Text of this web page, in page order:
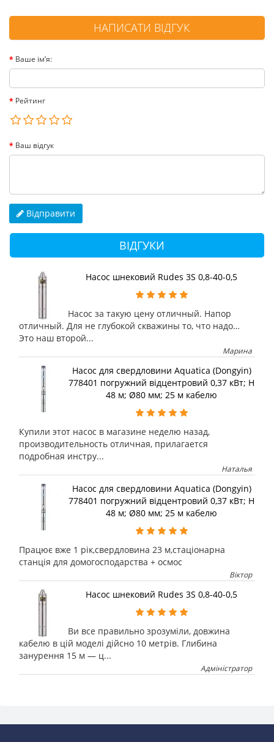
НАПИСАТИ ВІДГУК
Ваше ім’я:
Рейтинг
Ваш відгук
Відправити
ВІДГУКИ
Насос шнековий Rudes 3S 0,8-40-0,5
Насос за такую цену отличный. Напор
отличный. Для не глубокой скважины то, что надо…
Это наш второй...
Марина
Насос для свердловини Aquatica (Dongyin)
778401 погружний відцентровий 0,37 кВт; H
48 м; Ø80 мм; 25 м кабелю
Купили этот насос в магазине неделю назад,
производительность отличная, прилагается
подробная инстру...
Наталья
Насос для свердловини Aquatica (Dongyin)
778401 погружний відцентровий 0,37 кВт; H
48 м; Ø80 мм; 25 м кабелю
Працює вже 1 рік,свердловина 23 м,стаціонарна
станція для домогосподарства + осмос
Віктор
Насос шнековий Rudes 3S 0,8-40-0,5
Ви все правильно зрозуміли, довжина
кабелю в цій моделі дійсно 10 метрів. Глибина
занурення 15 м — ц...
Адміністратор